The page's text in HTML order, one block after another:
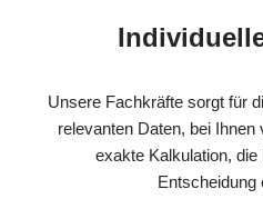
Unsere Fachkräfte sorgt für
relevanten Daten, bei
exakte Kalkulation, die
Entscheidung